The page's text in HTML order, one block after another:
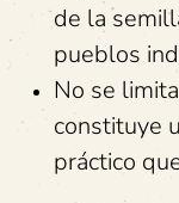
de la
pueblos
No se
constituye
práctico